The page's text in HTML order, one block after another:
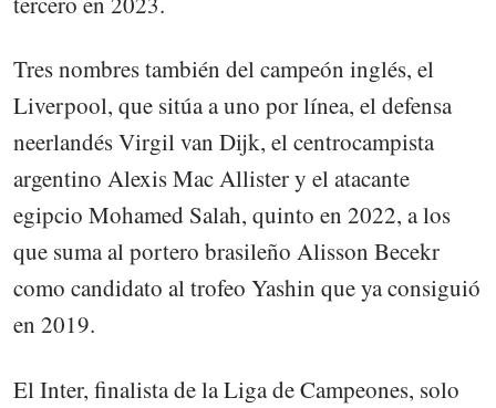
Tres nombres también del campeón inglés, el
Liverpool, que sitúa a uno por línea, el defensa
neerlandés Virgil van Dijk, el centrocampista
argentino Alexis Mac Allister y el atacante
egipcio Mohamed Salah, quinto en 2022, a los
que suma al portero brasileño Alisson Becekr
como candidato al trofeo Yashin que ya consiguió
en 2019.
El Inter, finalista de la Liga de Campeones, solo